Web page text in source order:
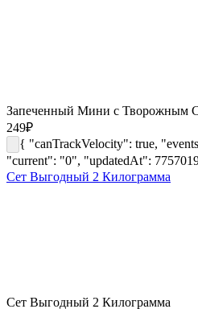
Запеченный Мини с Творожным
249₽
{ "canTrackVelocity": true,
"current": "0", "updatedAt":
Сет Выгодный 2 Килограмма
Сет Выгодный 2 Килограмма